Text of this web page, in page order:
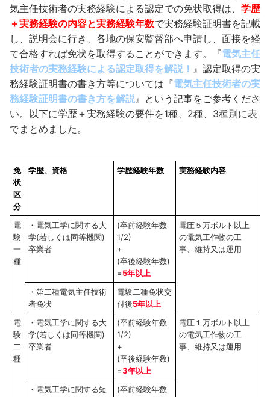
気主任技術者の実務経験による認定での免状取得は、 学歴
＋実務経験の内容と実務経験年数で実務経験証明書を記載
し、説明会に行き、各地の保安監督部へ申請し、面接を経
て合格すれば免状を取得することができます。『電気主任
技術者の実務経験による認定取得を解説！ 』認定取得の実
務経験証明書の書き方等については『電気主任技術者の実
務経験証明書の書き方を解説 』という記事をご参考くださ
い。以下に学歴＋実務経験の要件を1種、2種、3種別に表
でまとめました。
免
状
区
分
学歴、資格 学歴経験年数 実務経験内容
電
験
一
種
・電気工学に関する大
学(若しくは同等機関)
卒業者
(卒前経験年数
1/2)
+
(卒後経験年数)
=5年以上
電圧５万ボルト以上
の電気工作物の工
事、維持又は運用
・第二種電気主任技術
者免状
電験二種免状交
付後5年以上
電
験
二
種
・電気工学に関する大
学(若しくは同等機関)
卒業者
(卒前経験年数
1/2)
+
(卒後経験年数)
=3年以上
電圧１万ボルト以上
の電気工作物の工
事、維持又は運用
・電気工学に関する短
(卒前経験年数